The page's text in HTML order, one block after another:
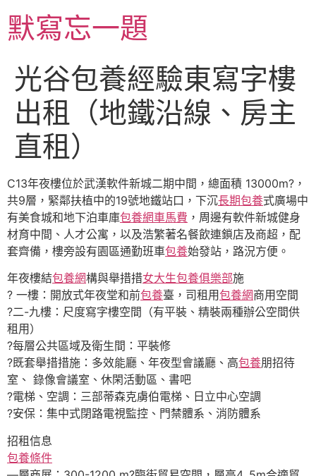
至
主默寫忘一題
光谷包養經驗東寫字樓
出租（地鐵沿線、房主
直租）
C13年夜樓位於武漢軟件新城二期中間，總面積 13000m?，
共9層，緊鄰扶植中的19號地鐵站口，下沉長期包養式廣場中
有美食城和地下泊車庫包養網車馬費 ，周邊有軟件新城健身
材育中間、人才公寓，以及浩繁著名餐飲連鎖店及商超，配
套齊備，樓旁設有園區通勤班車包養始發站，路況方便。
年夜樓結包養網構與舉措措女大生包養俱樂部施
? 一樓：開放式年夜堂和前包養臺，司租用包養網商用空間
?二-九樓：尺度寫字樓空間（有平裝、精裝兩種辦公空間供
租用）
?每層公共區域及衛生間：平裝修
?既套舉措措施：多效能廳、年夜型會議廳、高包養朋招待
室、 錄像會議室、休閑活動區、書吧
?電梯、空調：三部蒂森克虜伯電梯、日立中心空調
?安保：集中式閉路電視監控、門禁體系、消防體系
招租信息
包養條件